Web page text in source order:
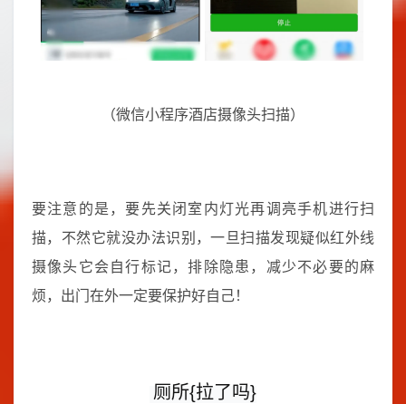
（微信小程序酒店摄像头扫描）
要注意的是，要先关闭室内灯光再调亮手机进行扫
描，不然它就没办法识别，一旦扫描发现疑似红外线
摄像头它会自行标记，排除隐患，减少不必要的麻
烦，出门在外一定要保护好自己！
厕所{拉了吗}